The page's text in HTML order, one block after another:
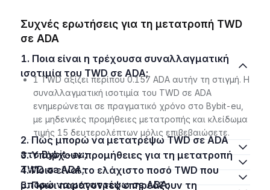
Συχνές ερωτήσεις για τη μετατροπή TWD
σε ADA
1. Ποια είναι η τρέχουσα συναλλαγματική
ισοτιμία του TWD σε ADA;
1 TWD αξίζει περίπου 0.157 ADA αυτήν τη στιγμή. Η
συναλλαγματική ισοτιμία του TWD σε ADA
ενημερώνεται σε πραγματικό χρόνο στο Bybit-eu,
με μηδενικές προμήθειες μετατροπής και κλείδωμα
τιμής 15 δευτερολέπτων μόλις επιβεβαιώσετε.
2. Πώς μπορώ να μετατρέψω TWD σε ADA
στο Bybit-eu;
3. Υπάρχουν προμήθειες για τη μετατροπή
TWD σε ADA;
4. Ποιο είναι το ελάχιστο ποσό TWD που
μπορώ να μετατρέψω σε ADA;
5. Ποιοι παράγοντες επηρεάζουν τη